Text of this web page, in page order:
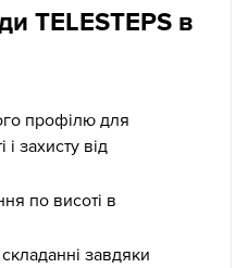
TELESTEPS в
профілю для
і захисту від
по висоті в
завдяки